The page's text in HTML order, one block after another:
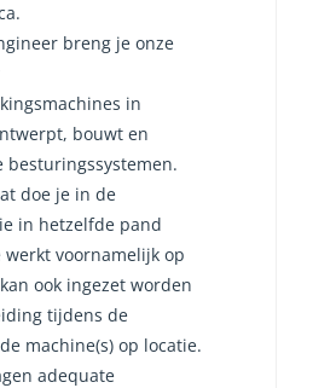
breng je onze
in
bouwt en
doe je in de
in hetzelfde pand
werkt voornamelijk op
ook ingezet worden
tijdens de
machine(s) op locatie.
adequate